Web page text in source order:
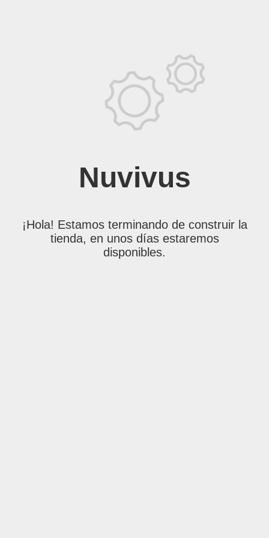
Nuvivus
¡Hola! Estamos terminando de construir la
tienda, en unos días estaremos
disponibles.